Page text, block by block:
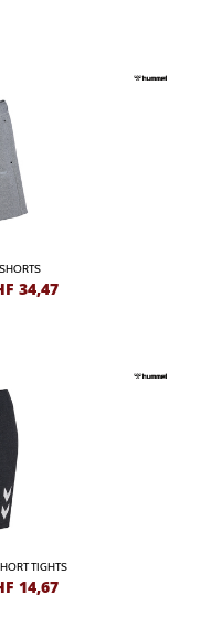
34,47
TIGHTS
14,67